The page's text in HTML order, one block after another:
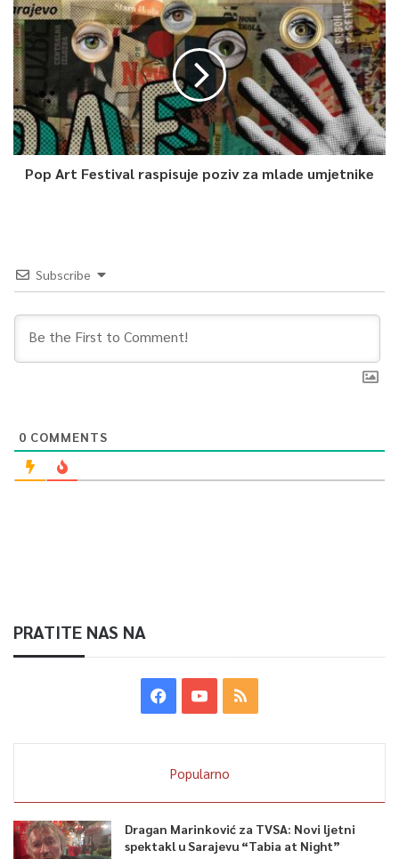
Pop Art Festival raspisuje poziv za mlade umjetnike
Subscribe
0 COMMENTS
PRATITE NAS NA
Popularno
Dragan Marinković za TVSA: Novi ljetni
spektakl u Sarajevu “Tabia at Night”